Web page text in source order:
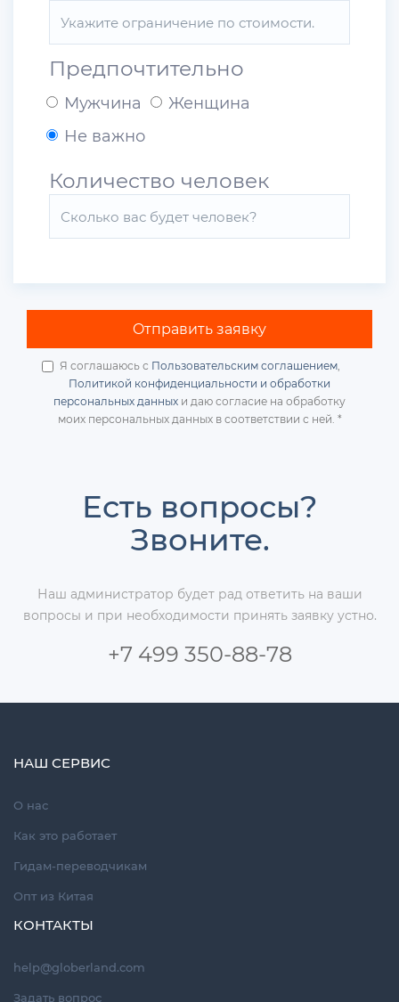
Предпочтительно
Мужчина
Женщина
Не важно
Количество человек
Oтправить заявку
Я соглашаюсь с Пользовательским соглашением,
Политикой конфиденциальности и обработки
персональных данных и даю согласие на обработку
моих персональных данных в соответствии с ней. *
Есть вопросы?
Звоните.
Наш администратор будет рад ответить на ваши
вопросы и при необходимости принять заявку устно.
+7 499 350-88-78
НАШ СЕРВИС
О нас
Как это работает
Гидам-переводчикам
Опт из Китая
КОНТАКТЫ
help@globerland.com
Задать вопрос